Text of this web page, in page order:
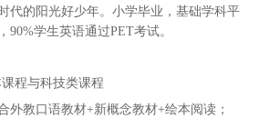
代的阳光好少年。小学毕业，基础学科平
90%学生英语通过PET考试。
程与科技类课程
外教口语教材+新概念教材+绘本阅读；